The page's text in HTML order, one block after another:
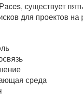
существует
для проектов на
среда